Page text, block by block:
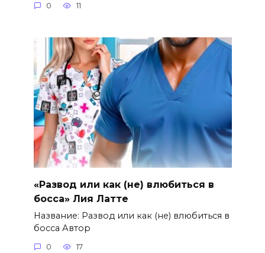
0 11
«Развод или как (не) влюбиться в
босса» Лия Латте
Название: Развод или как (не) влюбиться в
босса Автор
0 17